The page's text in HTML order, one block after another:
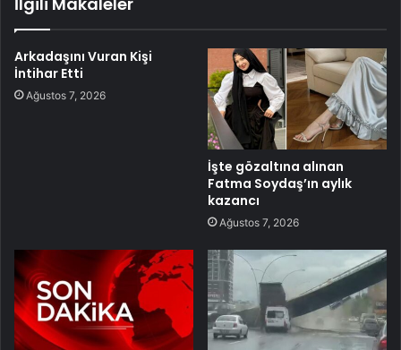
Arkadaşını Vuran Kişi
İntihar Etti
Ağustos 7, 2026
İşte gözaltına alınan
Fatma Soydaş’ın aylık
kazancı
Ağustos 7, 2026